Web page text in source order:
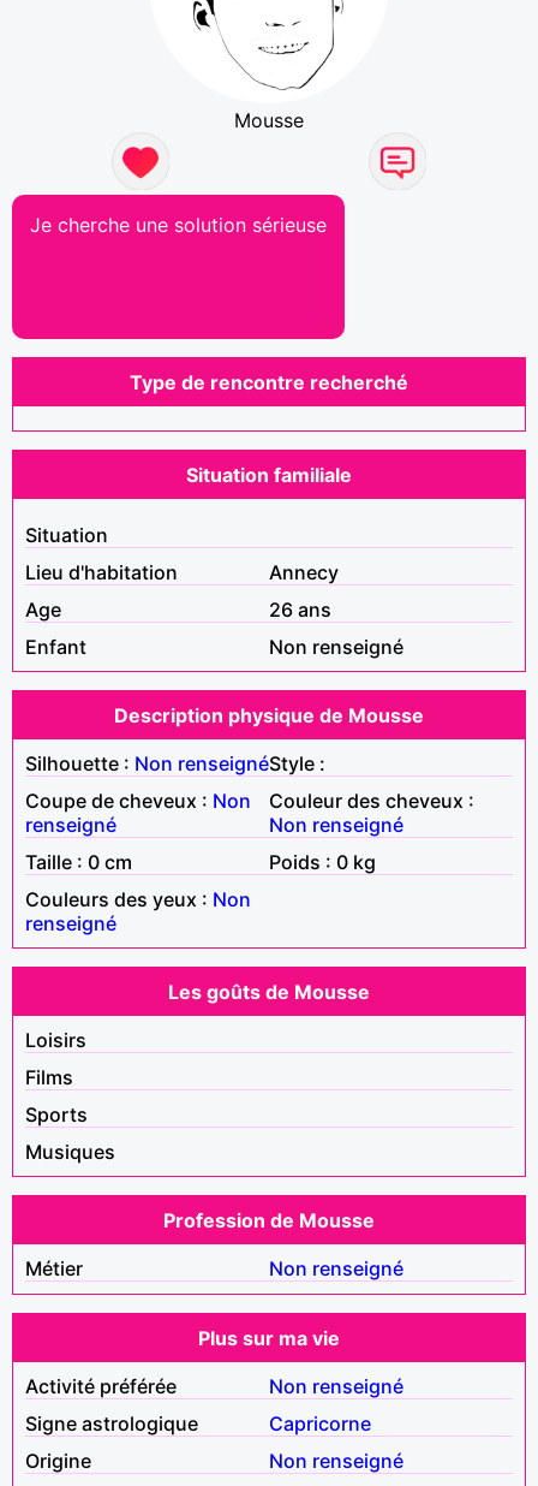
Mousse
Je cherche une solution sérieuse
Type de rencontre recherché
Situation familiale
Situation
Lieu d'habitation
Annecy
Age
26 ans
Enfant
Non renseigné
Description physique de Mousse
Silhouette : Non renseignéStyle :
Coupe de cheveux : Non
renseigné
Couleur des cheveux :
Non renseigné
Taille : 0 cm
Poids : 0 kg
Couleurs des yeux : Non
renseigné
Les goûts de Mousse
Loisirs
Films
Sports
Musiques
Profession de Mousse
Métier
Non renseigné
Plus sur ma vie
Activité préférée
Non renseigné
Signe astrologique
Capricorne
Origine
Non renseigné